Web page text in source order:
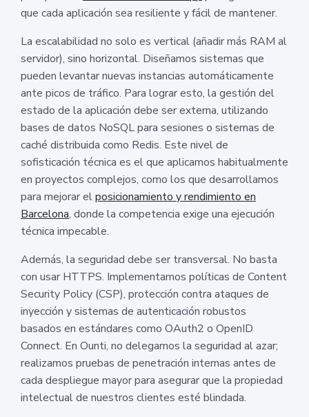
que cada aplicación sea resiliente y fácil de mantener.
La escalabilidad no solo es vertical (añadir más RAM al
servidor), sino horizontal. Diseñamos sistemas que
pueden levantar nuevas instancias automáticamente
ante picos de tráfico. Para lograr esto, la gestión del
estado de la aplicación debe ser externa, utilizando
bases de datos NoSQL para sesiones o sistemas de
caché distribuida como Redis. Este nivel de
sofisticación técnica es el que aplicamos habitualmente
en proyectos complejos, como los que desarrollamos
para mejorar elposicionamiento y rendimiento en
Barcelona, donde la competencia exige una ejecución
técnica impecable.
Además, la seguridad debe ser transversal. No basta
con usar HTTPS. Implementamos políticas de Content
Security Policy (CSP), protección contra ataques de
inyección y sistemas de autenticación robustos
basados en estándares como OAuth2 o OpenID
Connect. En Ounti, no delegamos la seguridad al azar;
realizamos pruebas de penetración internas antes de
cada despliegue mayor para asegurar que la propiedad
intelectual de nuestros clientes esté blindada.